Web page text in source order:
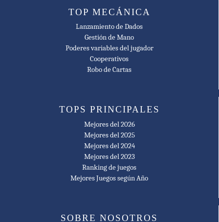
TOP MECÁNICA
Lanzamiento de Dados
Gestión de Mano
Poderes variables del jugador
Cooperativos
Robo de Cartas
TOPS PRINCIPALES
Mejores del 2026
Mejores del 2025
Mejores del 2024
Mejores del 2023
Ranking de juegos
Mejores Juegos según Año
SOBRE NOSOTROS